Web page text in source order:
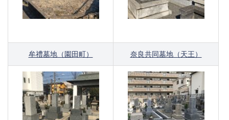
牟禮墓地（園田町） 奈良共同墓地（天王）